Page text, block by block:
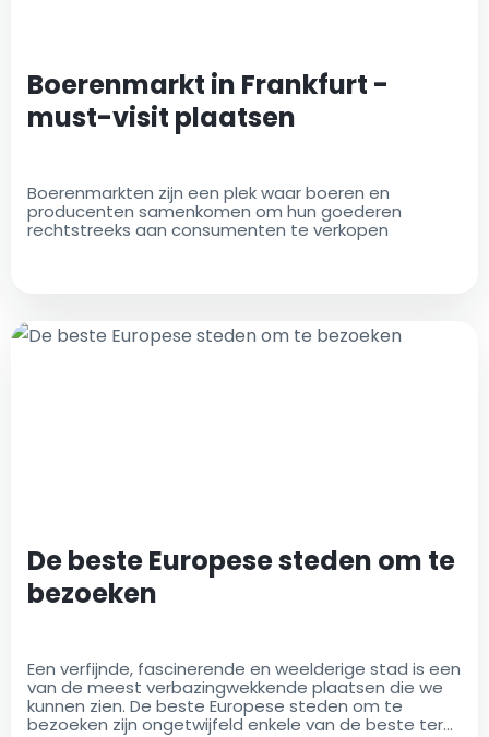
Boerenmarkt in Frankfurt -
must-visit plaatsen
Boerenmarkten zijn een plek waar boeren en
producenten samenkomen om hun goederen
rechtstreeks aan consumenten te verkopen
De beste Europese steden om te
bezoeken
Een verfijnde, fascinerende en weelderige stad is een
van de meest verbazingwekkende plaatsen die we
kunnen zien. De beste Europese steden om te
bezoeken zijn ongetwijfeld enkele van de beste ter